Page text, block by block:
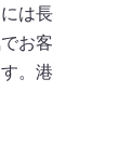
は長
お客
。港